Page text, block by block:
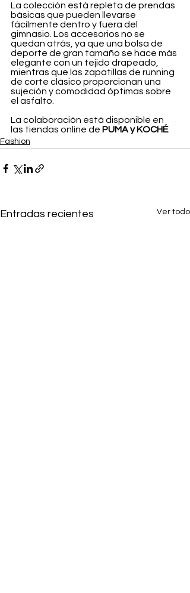
La colección está repleta de prendas
básicas que pueden llevarse
fácilmente dentro y fuera del
gimnasio. Los accesorios no se
quedan atrás, ya que una bolsa de
deporte de gran tamaño se hace más
elegante con un tejido drapeado,
mientras que las zapatillas de running
de corte clásico proporcionan una
sujeción y comodidad óptimas sobre
el asfalto.
La colaboración está disponible en
las tiendas online de PUMA y KOCHÉ.
Fashion
Entradas recientes Ver todo